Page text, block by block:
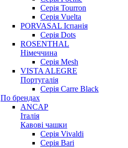
Серія Tourron
Серія Vuelta
PORVASAL Іспанія
Серія Dots
ROSENTHAL
Німеччина
Серія Mesh
VISTA ALEGRE
Португалія
Серія Carre Black
По брендах
ANCAP
Італія
Кавові чашки
Cерія Vivaldi
Серія Bari